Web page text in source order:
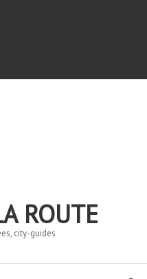
ROUTE
city-guides